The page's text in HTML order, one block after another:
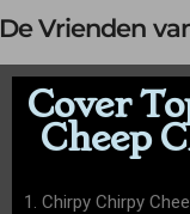
De Vrienden
Cover
Cheep
1. Chirpy Chirpy